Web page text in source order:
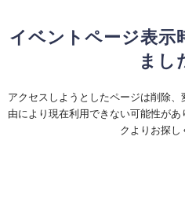
イベントページ表示
まし
アクセスしようとしたページは削除
由により現在利用できない可能性が
クよりお探し